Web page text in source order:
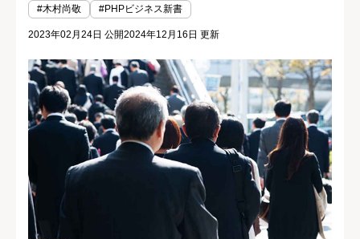
#木村尚敬 #PHPビジネス新書
2023年02月24日 公開2024年12月16日 更新